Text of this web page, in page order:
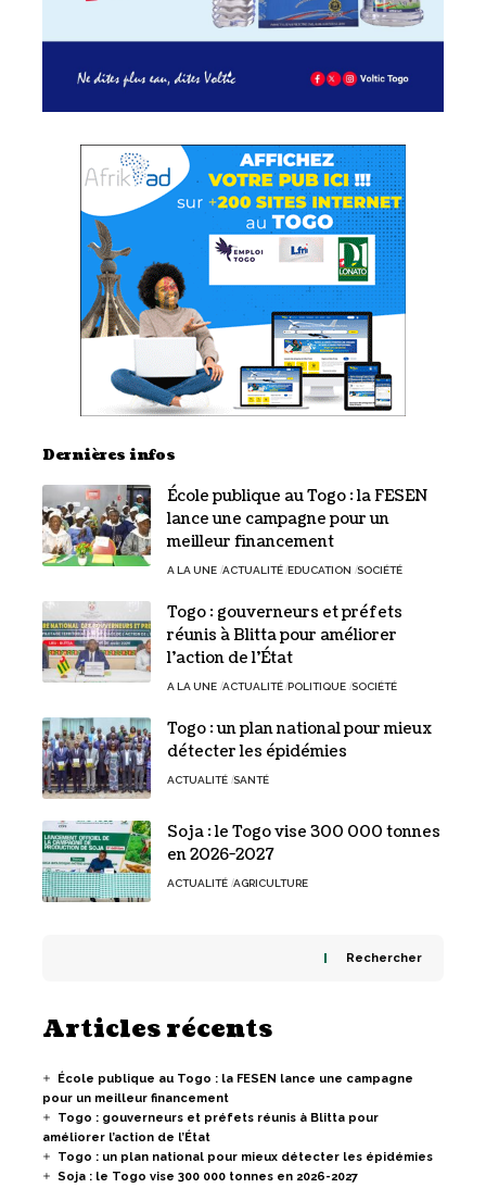
Dernières infos
École publique au Togo : la FESEN
lance une campagne pour un
meilleur financement
A LA UNE ACTUALITÉ EDUCATION SOCIÉTÉ
Togo : gouverneurs et préfets
réunis à Blitta pour améliorer
l’action de l’État
A LA UNE ACTUALITÉ POLITIQUE SOCIÉTÉ
Togo : un plan national pour mieux
détecter les épidémies
ACTUALITÉ SANTÉ
Soja : le Togo vise 300 000 tonnes
en 2026-2027
ACTUALITÉ AGRICULTURE
Rechercher
Articles récents
École publique au Togo : la FESEN lance une campagne
pour un meilleur financement
Togo : gouverneurs et préfets réunis à Blitta pour
améliorer l’action de l’État
Togo : un plan national pour mieux détecter les épidémies
Soja : le Togo vise 300 000 tonnes en 2026-2027